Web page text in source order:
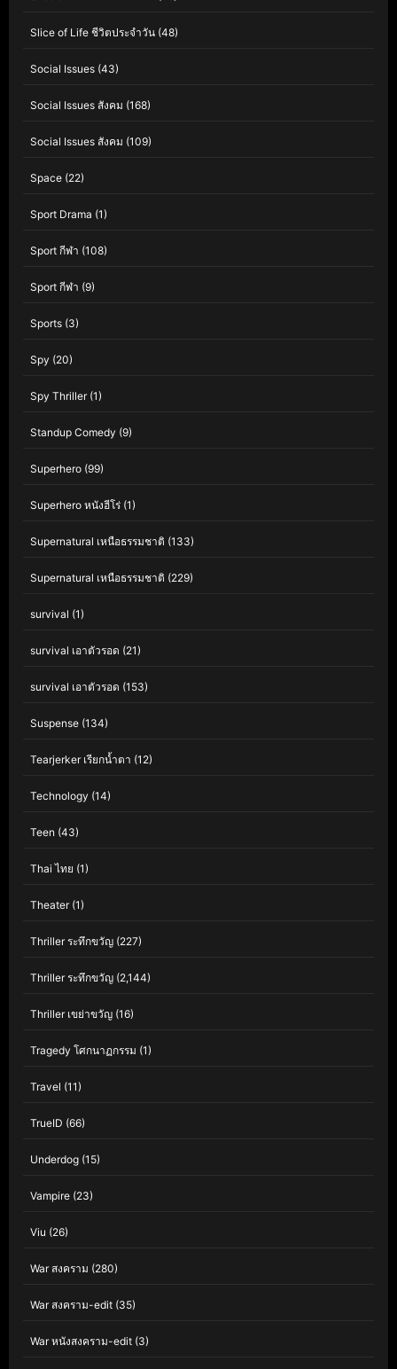
Slice of Life ชีวิตประจำวัน (48)
Social Issues (43)
Social Issues สังคม (168)
Social Issues สังคม (109)
Space (22)
Sport Drama (1)
Sport กีฬา (108)
Sport กีฬา (9)
Sports (3)
Spy (20)
Spy Thriller(1)
Standup Comedy (9)
Superhero (99)
Superhero หนังฮีโร่ (1)
Supernatural เหนือธรรมชาติ (133)
Supernatural เหนือธรรมชาติ (229)
survival (1)
survival เอาตัวรอด (21)
survival เอาตัวรอด (153)
Suspense (134)
Tearjerker เรียกน้ำตา (12)
Technology (14)
Teen (43)
Thai ไทย (1)
Theater(1)
Thriller ระทึกขวัญ (227)
Thriller ระทึกขวัญ (2,144)
Thriller เขย่าขวัญ (16)
Tragedy โศกนาฏกรรม (1)
Travel (11)
TrueID (66)
Underdog (15)
Vampire (23)
Viu (26)
War สงคราม (280)
War สงคราม-edit (35)
War หนังสงคราม-edit (3)